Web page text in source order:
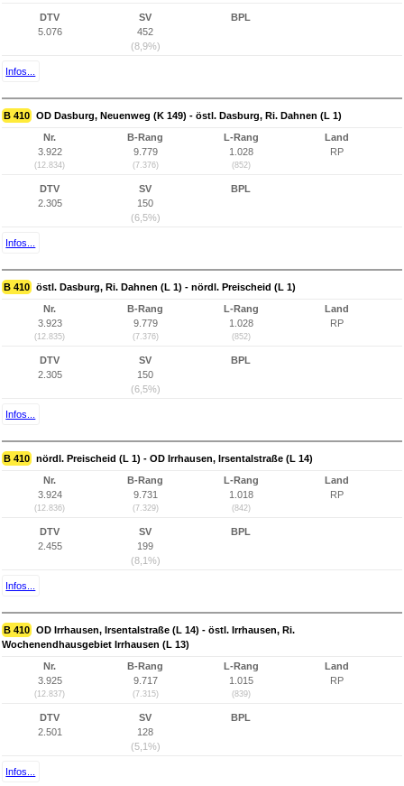
DTV
5.076
SV
452
(8,9%)
BPL
Infos...
B 410 OD Dasburg, Neuenweg (K 149) - östl. Dasburg, Ri. Dahnen (L 1)
Nr.
3.922
(12.834)
B-Rang
9.779
(7.376)
L-Rang
1.028
(852)
Land
RP
DTV
2.305
SV
150
(6,5%)
BPL
Infos...
B 410 östl. Dasburg, Ri. Dahnen (L 1) - nördl. Preischeid (L 1)
Nr.
3.923
(12.835)
B-Rang
9.779
(7.376)
L-Rang
1.028
(852)
Land
RP
DTV
2.305
SV
150
(6,5%)
BPL
Infos...
B 410 nördl. Preischeid (L 1) - OD Irrhausen, Irsentalstraße (L 14)
Nr.
3.924
(12.836)
B-Rang
9.731
(7.329)
L-Rang
1.018
(842)
Land
RP
DTV
2.455
SV
199
(8,1%)
BPL
Infos...
B 410 OD Irrhausen, Irsentalstraße (L 14) - östl. Irrhausen, Ri.
Wochenendhausgebiet Irrhausen (L 13)
Nr.
3.925
(12.837)
B-Rang
9.717
(7.315)
L-Rang
1.015
(839)
Land
RP
DTV
2.501
SV
128
(5,1%)
BPL
Infos...